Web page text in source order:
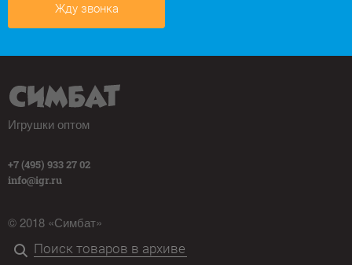
Жду звонка
Игрушки оптом
+7 (495) 933 27 02
info@igr.ru
© 2018 «Симбат»